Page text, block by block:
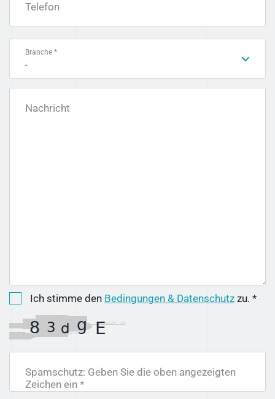
Telefon
Branche *
-
Nachricht
Ich stimme den Bedingungen & Datenschutz zu. *
Spamschutz: Geben Sie die oben angezeigten
Zeichen ein *